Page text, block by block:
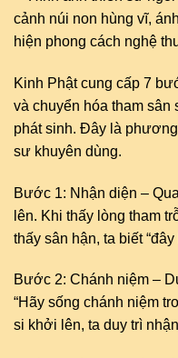
Kinh Phật cung cấp 7
và chuyển hóa tham sân
phát sinh. Đây là
sư khuyên dùng.
Bước 1: Nhận diện –
lên. Khi thấy lòng tham
thấy sân hận, ta biết “đây
Bước 2: Chánh niệm –
“Hãy sống chánh niệm
si khởi lên, ta duy trì